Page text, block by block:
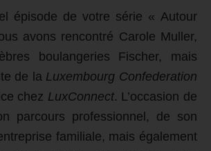
épisode de votre série « Autour
avons rencontré Carole Muller,
boulangeries Fischer, mais
de la Luxembourg Confederation
chez LuxConnect. L’occasion de
parcours professionnel, de son
familiale, mais également